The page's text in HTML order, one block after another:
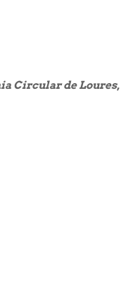
Circular de Loures,